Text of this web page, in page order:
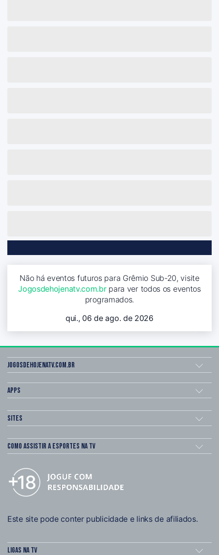
Não há eventos futuros para Grêmio Sub-20, visite
Jogosdehojenatv.com.brpara ver todos os eventos
programados.
qui., 06 de ago. de 2026
Jogosdehojenatv.com.br
Apps
Sites
Como assistir a esportes na TV
Este site pode conter publicidade e links de afiliados.
Ligas na TV